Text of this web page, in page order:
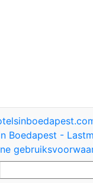
Boedapest -